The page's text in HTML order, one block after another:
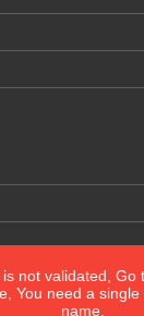
is not validated,
You need a
name.